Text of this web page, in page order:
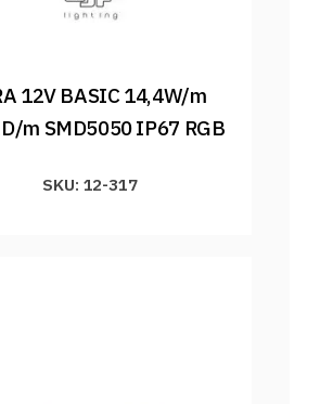
12V BASIC 14,4W/m
m SMD5050 IP67 RGB
SKU: 12-317